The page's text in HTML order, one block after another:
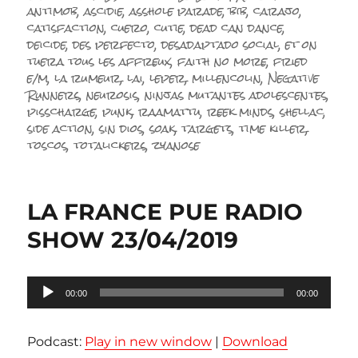
le
antimob,ascidie,asshole parade,bib,carajo,
catisfaction,cuero,cutie,dead can dance,
deicide,des perfecto,desadaptado social,et on
tuera tous les affreux,faith no more,fried
e/m,la rumeur,lai,leper,millencolin,Negative
Runners,neurosis,ninjas mutantes adolescentes,
pisscharge,punk,raamattu,reek minds,shellac,
side action,sin dios,soak,targets,time killer,
toscos,totalickers,zyanose
LA FRANCE PUE RADIO
SHOW 23/04/2019
Lecteur
audio
00:00 00:00
Podcast: Play in new window | Download